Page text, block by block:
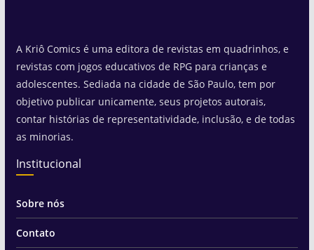
A Kriô Comics é uma editora de revistas em quadrinhos, e
revistas com jogos educativos de RPG para crianças e
adolescentes. Sediada na cidade de São Paulo, tem por
objetivo publicar unicamente, seus projetos autorais,
contar histórias de representatividade, inclusão, e de todas
as minorias.
Institucional
Sobre nós
Contato